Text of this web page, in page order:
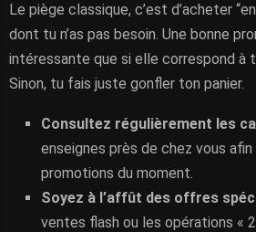
Le piège classique, c’est d’acheter
dont tu n’as pas besoin. Une bonne
intéressante que si elle correspond à
Sinon, tu fais juste gonfler ton panier.
Consultez régulièrement les
enseignes près de chez vous
promotions du moment.
Soyez à l’affût des offres
ventes flash ou les opérations «